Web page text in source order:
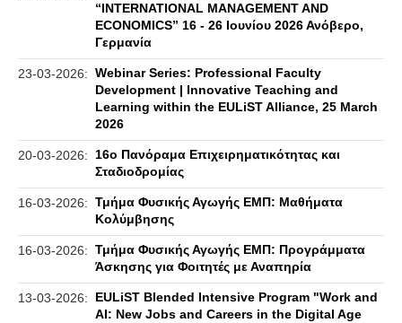
“IΝΤΕRNATIONAL MANAGEMENT AND
ECONOMICS” 16 - 26 Ιουνίου 2026 Ανόβερο,
Γερμανία
23-03-2026: Webinar Series: Professional Faculty
Development | Innovative Teaching and
Learning within the EULiST Alliance, 25 March
2026
20-03-2026:
16ο Πανόραμα Επιχειρηματικότητας και
Σταδιοδρομίας
16-03-2026: Τμήμα Φυσικής Αγωγής ΕΜΠ: Μαθήματα
Κολύμβησης
16-03-2026: Τμήμα Φυσικής Αγωγής ΕΜΠ: Προγράμματα
Άσκησης για Φοιτητές με Αναπηρία
13-03-2026:
EULiST Blended Intensive Program "Work and
AI: New Jobs and Careers in the Digital Age